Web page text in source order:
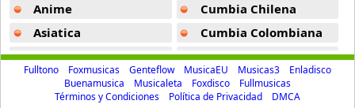
Duo Sentimiento
9 músicas online
Even Navarro
9 músicas online
Anime
Asiatica
Atevip
Bachatas
Baladas
Cumbia Chilena
Cumbia Colombiana
Cumbia Ecuatoriana
Cumbia Mexicana
Cumbia Pop
Fulltono Foxmusicas Genteflow MusicaEU Musicas3
Enladisco
Buenamusica
Musicaleta Foxdisco
Fullmusicas
Términos y Condiciones
Política de Privacidad DMCA